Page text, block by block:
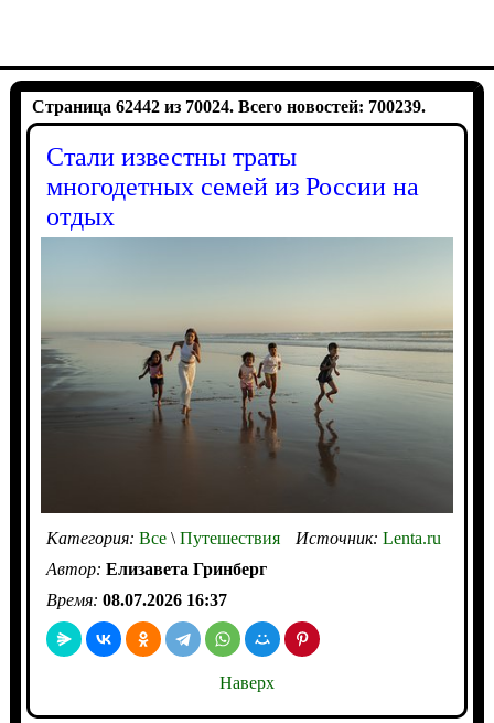
Страница 62442 из 70024. Всего новостей: 700239.
Стали известны траты
многодетных семей из России на
отдых
Категория: Все\Путешествия Источник: Lenta.ru
Автор: Елизавета Гринберг
Время: 08.07.2026 16:37
Наверх